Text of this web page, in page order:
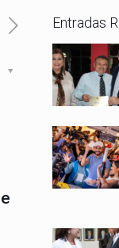
Entradas